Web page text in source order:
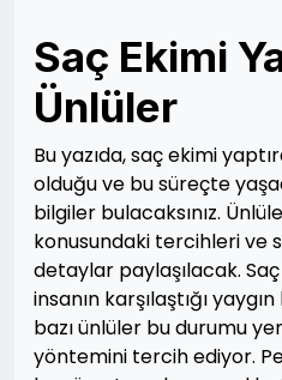
Saç Ekimi
Ünlüler
Bu yazıda, saç ekimi
olduğu ve bu süreçte
bilgiler bulacaksınız.
konusundaki tercihleri ve
detaylar paylaşılacak.
insanın karşılaştığı
bazı ünlüler bu durumu
yöntemini tercih ediyor.